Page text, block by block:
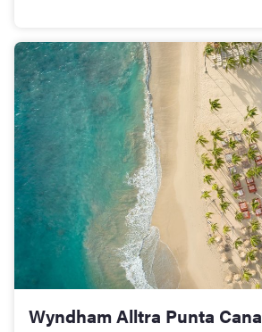
Wyndham Alltra Punta Cana